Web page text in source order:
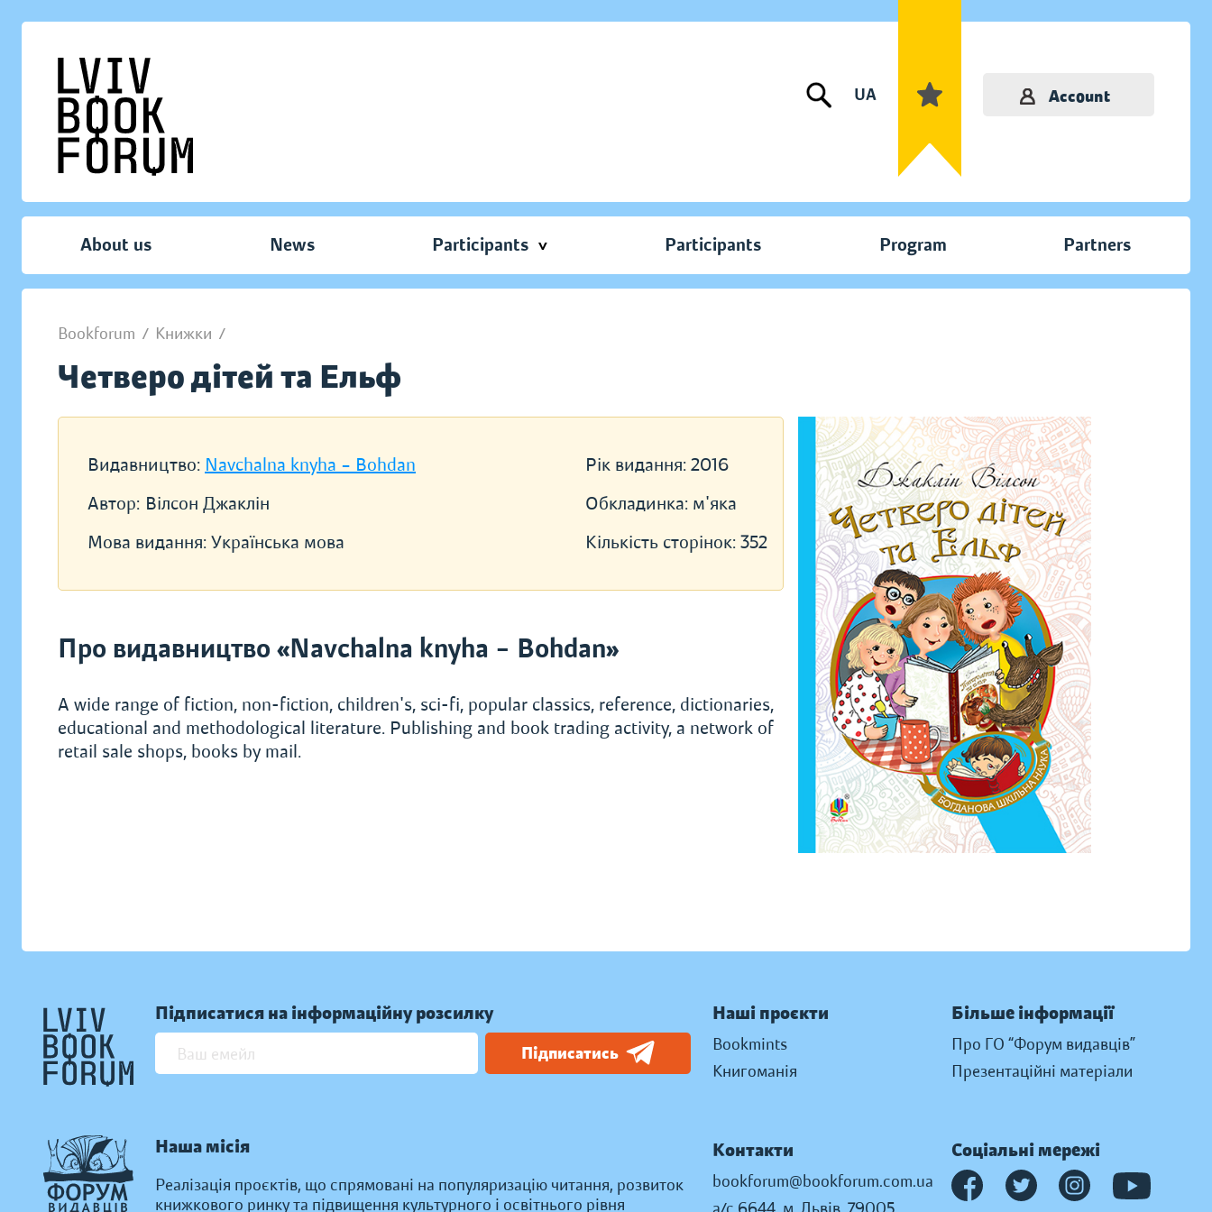
UA Account
About us News Participants Participants Program Partners
Bookforum / Книжки /
Четверо дітей та Ельф
Видавництво: Navchalna knyha – Bohdan
Автор: Вілсон Джаклін
Мова видання: Українська мова
Рік видання: 2016
Обкладинка: м'яка
Кількість сторінок: 352
Про видавництво «Navchalna knyha – Bohdan»
A wide range of fiction, non-fiction, children's, sci-fi, popular classics, reference, dictionaries,
educational and methodological literature. Publishing and book trading activity, a network of
retail sale shops, books by mail.
Підписатися на інформаційну розсилку
Підписатись
Наша місія
Реалізація проєктів, що спрямовані на популяризацію читання, розвиток
книжкового ринку та підвищення культурного і освітнього рівня
Наші проєкти
Bookmints
Книгоманія
Більше інформації
Про ГО “Форум видавців”
Презентаційні матеріали
Контакти
bookforum@bookforum.com.ua
Соціальні мережі